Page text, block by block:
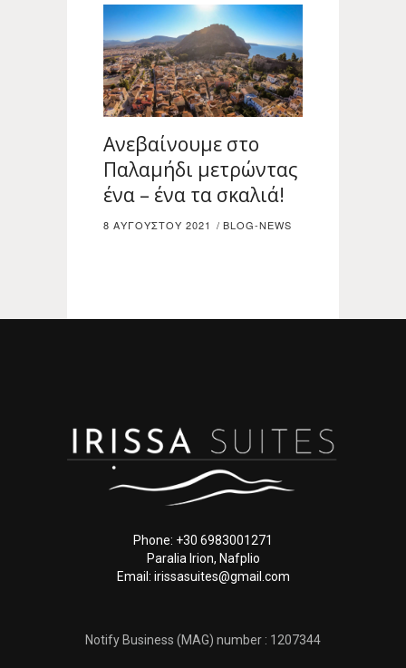
Ανεβαίνουμε στο
Παλαμήδι μετρώντας
ένα – ένα τα σκαλιά!
8 ΑΥΓΟΎΣΤΟΥ 2021 BLOG-NEWS
Phone: +30 6983001271
Paralia Irion, Nafplio
Email: irissasuites@gmail.com
Notify Business (MAG) number : 1207344